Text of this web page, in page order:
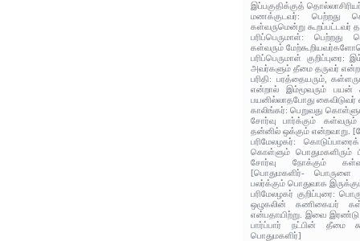
இப்பகுதிக்குத்
மணக்குடவர்: பெற்றது
கள்வருமென்று கூறப்பட்டவர்
பரிப்பெருமாள்:
கள்வரும்
பரிப்பெருமாள் குறிப்புரை:
அவர்களும் தீமை தருவர்
பரிதி: பரத்தையரும்,
என்றால் இம்மூவரும்
பயனில்லாதபோது கைவிடுவர்
காலிங்கர்: பெறுவது
சோர்வு பார்க்கும்
தன்னில் ஒக்கும் என்றவாறு.
பரிமேலழகர்:
கொள்ளும் பொதுமகளிரும்
சோர்வு நோக்கும்
[பொதுமகளிர்- பொருளை
பலர்க்கும் பொதுவாக
பரிமேலழகர் குறிப்புரை:
ஒழுகலின் கணிகையர்
என்பதாயிற்று. இவை இரண்டு
பார்ப்பார் நட்பின் தீமை
பொதுமகளிர்]